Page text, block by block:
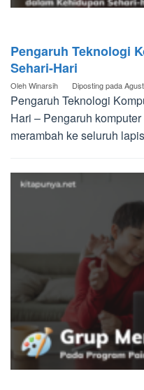
Pengaruh Teknologi
Sehari-Hari​
OlehWinarsih Diposting pada
Pengaruh Teknologi
Hari​ – Pengaruh
merambah ke seluruh